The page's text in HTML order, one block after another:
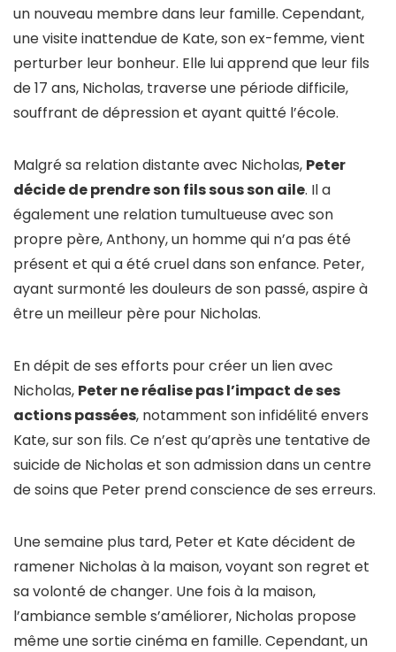
un nouveau membre dans leur famille. Cependant,
une visite inattendue de Kate, son ex-femme, vient
perturber leur bonheur. Elle lui apprend que leur fils
de 17 ans, Nicholas, traverse une période difficile,
souffrant de dépression et ayant quitté l’école.
Malgré sa relation distante avec Nicholas, Peter
décide de prendre son fils sous son aile. Il a
également une relation tumultueuse avec son
propre père, Anthony, un homme qui n’a pas été
présent et qui a été cruel dans son enfance. Peter,
ayant surmonté les douleurs de son passé, aspire à
être un meilleur père pour Nicholas.
En dépit de ses efforts pour créer un lien avec
Nicholas, Peter ne réalise pas l’impact de ses
actions passées, notamment son infidélité envers
Kate, sur son fils. Ce n’est qu’après une tentative de
suicide de Nicholas et son admission dans un centre
de soins que Peter prend conscience de ses erreurs.
Une semaine plus tard, Peter et Kate décident de
ramener Nicholas à la maison, voyant son regret et
sa volonté de changer. Une fois à la maison,
l’ambiance semble s’améliorer, Nicholas propose
même une sortie cinéma en famille. Cependant, un